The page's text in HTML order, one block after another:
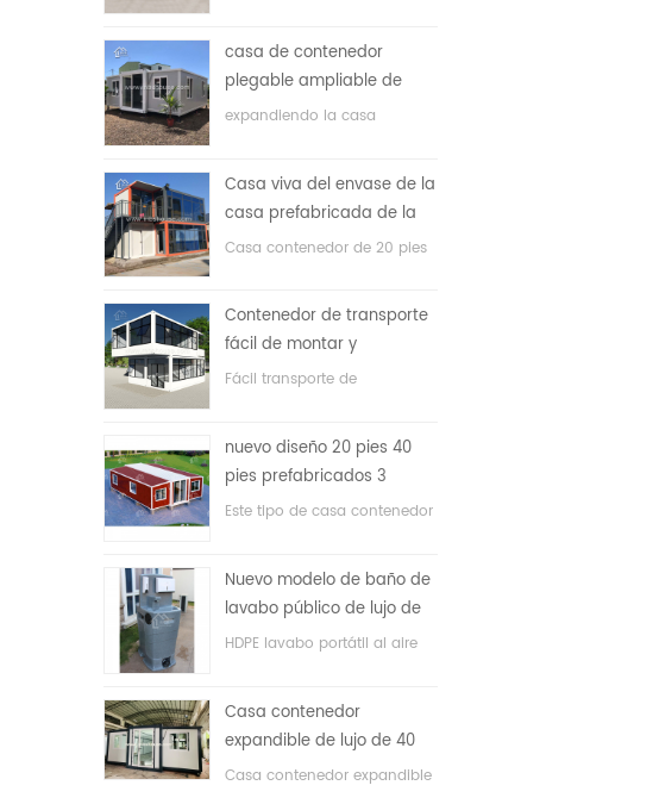
casa de contenedor
plegable ampliable de
bajo precio
expandiendo la casa
Casa viva del envase de la
casa prefabricada de la
prueba de fuego de los
Casa contenedor de 20 pies
Contenedor de transporte
fácil de montar y
conveniente
Fácil transporte de
nuevo diseño 20 pies 40
pies prefabricados 3
dormitorios pequeña casa
Este tipo de casa contenedor
dormitorios, un baño y con
sistema eléctrico.
Nuevo modelo de baño de
lavabo público de lujo de
plástico HDPE de doble
HDPE lavabo portátil al aire
Casa contenedor
expandible de lujo de 40
pies con tres dormitorios
Casa contenedor expandible